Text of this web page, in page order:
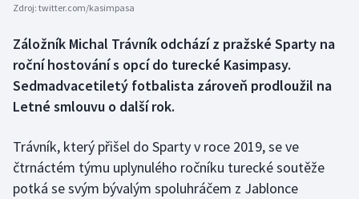
Box
Curling
Dostihy
Florbal
Zdroj: twitter.com/kasimpasa
Záložník Michal Trávník odchází z pražské Sparty na
roční hostování s opcí do turecké Kasimpasy.
Sedmadvacetiletý fotbalista zároveň prodloužil na
Letné smlouvu o další rok.
Trávník, který přišel do Sparty v roce 2019, se ve
čtrnáctém týmu uplynulého ročníku turecké soutěže
potká se svým bývalým spoluhráčem z Jablonce